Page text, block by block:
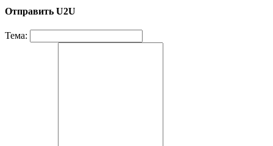
Отправить U2U
Тема: